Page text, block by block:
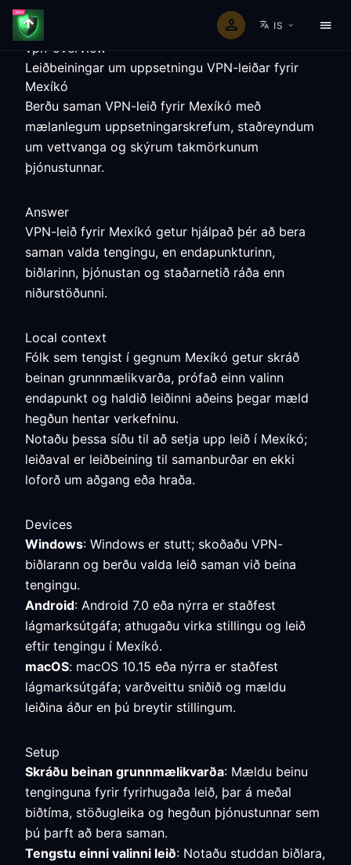
IS
vpn-overview
Leiðbeiningar um uppsetningu VPN-leiðar fyrir
Mexíkó
Berðu saman VPN-leið fyrir Mexíkó með
mælanlegum uppsetningarskrefum, staðreyndum
um vettvanga og skýrum takmörkunum
þjónustunnar.
Answer
VPN-leið fyrir Mexíkó getur hjálpað þér að bera
saman valda tengingu, en endapunkturinn,
biðlarinn, þjónustan og staðarnetið ráða enn
niðurstöðunni.
Local context
Fólk sem tengist í gegnum Mexíkó getur skráð
beinan grunnmælikvarða, prófað einn valinn
endapunkt og haldið leiðinni aðeins þegar mæld
hegðun hentar verkefninu.
Notaðu þessa síðu til að setja upp leið í Mexíkó;
leiðaval er leiðbeining til samanburðar en ekki
loforð um aðgang eða hraða.
Devices
Windows: Windows er stutt; skoðaðu VPN-
biðlarann og berðu valda leið saman við beina
tengingu.
Android: Android 7.0 eða nýrra er staðfest
lágmarksútgáfa; athugaðu virka stillingu og leið
eftir tengingu í Mexíkó.
macOS: macOS 10.15 eða nýrra er staðfest
lágmarksútgáfa; varðveittu sniðið og mældu
leiðina áður en þú breytir stillingum.
Setup
Skráðu beinan grunnmælikvarða: Mældu beinu
tenginguna fyrir fyrirhugaða leið, þar á meðal
biðtíma, stöðugleika og hegðun þjónustunnar sem
þú þarft að bera saman.
Tengstu einni valinni leið: Notaðu studdan biðlara,